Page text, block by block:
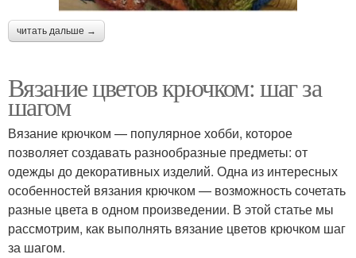
читать дальше →
Вязание цветов крючком: шаг за
шагом
Вязание крючком — популярное хобби, которое
позволяет создавать разнообразные предметы: от
одежды до декоративных изделий. Одна из интересных
особенностей вязания крючком — возможность сочетать
разные цвета в одном произведении. В этой статье мы
рассмотрим, как выполнять вязание цветов крючком шаг
за шагом.